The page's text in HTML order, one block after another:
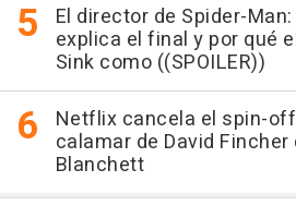
El director de Spider-
explica el final y por qué
Sink como ((SPOILER))
Netflix cancela el spin-
calamar de David
Blanchett